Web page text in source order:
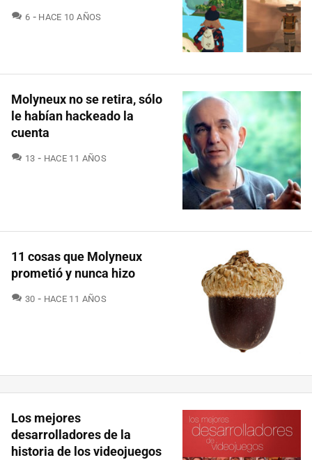
6 COMENTARIOS
HACE 10 AÑOS
Molyneux no se retira, sólo
le habían hackeado la
cuenta
13 COMENTARIOS
HACE 11 AÑOS
11 cosas que Molyneux
prometió y nunca hizo
30 COMENTARIOS
HACE 11 AÑOS
Los mejores
desarrolladores de la
historia de los videojuegos